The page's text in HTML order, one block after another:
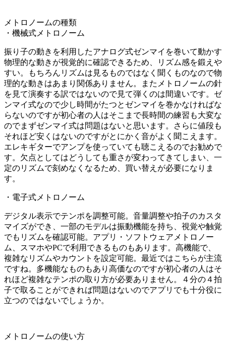
メトロノームの種類
・機械式メトロノーム
振り子の動きを利用したアナログ式ゼンマイを巻いて動かす
物理的な動きが視覚的に確認できるため、リズム感を鍛えや
すい。もちろんリズムは見るものではなく聞くものなので物
理的な動きはあまり関係ありません。またメトロノームの針
を見て演奏する訳ではないので見て弾くのは間違いです。ゼ
ンマイ式なので少し時間がたつとゼンマイを巻かなければな
らないのですが初心者の人はそこまで長時間の練習も大変な
のでまずゼンマイ式は問題はないと思います。さらに値段も
それほど安くはないのですがとにかく音がよく聞こえます。
エレキギターでアンプを使っていても聴こえるのでお勧めで
す。欠点としてはどうしても重さが変わってきてしまい、一
定のリズムで刻めなくなるため、買い替えが必要になりま
す。
・電子式メトロノーム
デジタル表示でテンポを調整可能。音量調整や拍子のカスタ
マイズができ、一部のモデルは振動機能を持ち、視覚や触覚
でもリズムを確認可能。アプリ・ソフトウェアメトロノー
ム、スマホやPCで利用できるものもあります。高機能で、
複雑なリズムやカウントを設定可能。最近ではこちらが主流
ですね。多機能なものもあり高価なのですが初心者の人はそ
れほど複雑なテンポの取り方が必要ありません。４分の４拍
子で取ることができれば問題はないのでアプリでも十分役に
立つのではないでしょうか。
メトロノームの使い方